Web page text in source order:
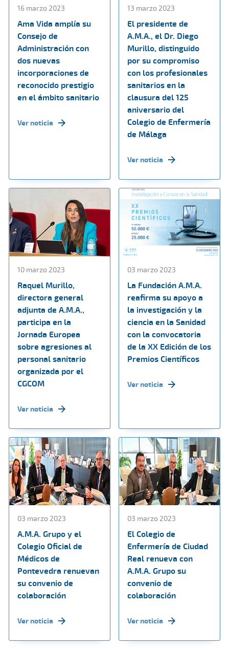
16 marzo 2023
Ama Vida amplía su
Consejo de
Administración con
dos nuevas
incorporaciones de
reconocido prestigio
en el ámbito sanitario
Ver noticia
13 marzo 2023
El presidente de
A.M.A., el Dr. Diego
Murillo, distinguido
por su compromiso
con los profesionales
sanitarios en la
clausura del 125
aniversario del
Colegio de Enfermería
de Málaga
Ver noticia
10 marzo 2023
Raquel Murillo,
directora general
adjunta de A.M.A.,
participa en la
Jornada Europea
sobre agresiones al
personal sanitario
organizada por el
CGCOM
Ver noticia
03 marzo 2023
La Fundación A.M.A.
reafirma su apoyo a
la investigación y la
ciencia en la Sanidad
con la convocatoria
de la XX Edición de los
Premios Científicos
Ver noticia
03 marzo 2023
A.M.A. Grupo y el
Colegio Oficial de
Médicos de
Pontevedra renuevan
su convenio de
colaboración
Ver noticia
03 marzo 2023
El Colegio de
Enfermería de Ciudad
Real renueva con
A.M.A. Grupo su
convenio de
colaboración
Ver noticia